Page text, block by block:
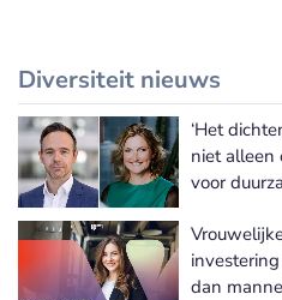
Diversiteit nieuws
‘Het
niet alleen
voor
dan